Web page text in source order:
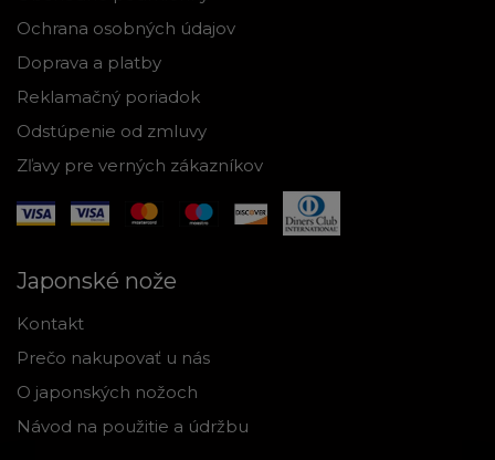
Ochrana osobných údajov
Doprava a platby
Reklamačný poriadok
Odstúpenie od zmluvy
Zľavy pre verných zákazníkov
Japonské nože
Kontakt
Prečo nakupovať u nás
O japonských nožoch
Návod na použitie a údržbu